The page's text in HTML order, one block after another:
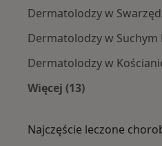
Dermatolodzy w
Dermatolodzy w Suchym
Dermatolodzy w
Więcej (13)
Najczęście leczone